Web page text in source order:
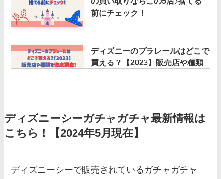
前にチェック！
ディズニーのプラレールはどこで
買える？【2023】販売店や種類
ディズニーグッズの買取はブック
オフでもできる？買取相場とおす
すめの方法を紹介
ダッフィー｜ぬいぐるみ買取のお
ディズニーシーガチャガチャ最新情報は
こちら！【2024年5月現在】
ディズニーシーで販売されているガチャガチャ